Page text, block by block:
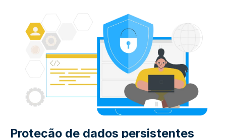
Proteção de dados persistentes